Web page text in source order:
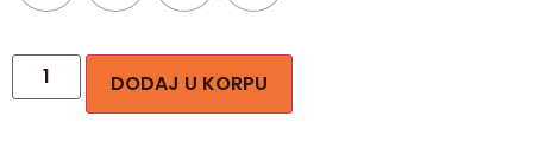
DODAJ U KORPU